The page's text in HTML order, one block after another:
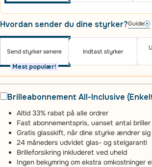
Hvordan sender du dine styrker?Guide
Send styrker senere
Mest populær!
Indtast styrker
Brilleabonnement All-Inclusive
Altid 33% rabat på alle ordrer
Fast abonnementspris, uanset antal
Gratis glasskift, når dine styrke ændrer sig
24 måneders udvidet glas- og stelgaranti
Brilleforsikring inkluderet ved uheld
Ingen bekymring om ekstra omkostninger